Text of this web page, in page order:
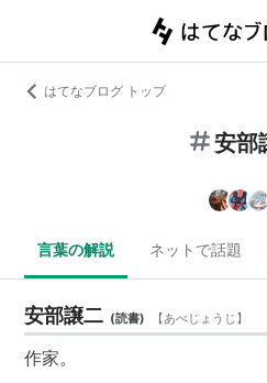
はてなブログ トップ
安部
言葉の解説 ネットで話題
安部譲二 (読書) 【あべじょうじ 】
作家。